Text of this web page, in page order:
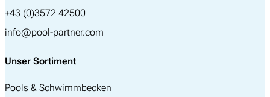
+43 (0)3572 42500
info@pool-partner.com
Unser Sortiment
Pools & Schwimmbecken